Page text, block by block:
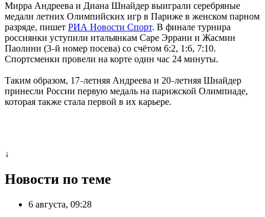
Мирра Андреева и Диана Шнайдер выиграли серебряные
медали летних Олимпийских игр в Париже в женском парном
разряде, пишет РИА Новости Спорт. В финале турнира
россиянки уступили итальянкам Саре Эррани и Жасмин
Паолини (3–й номер посева) со счётом 6:2, 1:6, 7:10.
Спортсменки провели на корте один час 24 минуты.
Таким образом, 17–летняя Андреева и 20–летняя Шнайдер
принесли России первую медаль на парижской Олимпиаде,
которая также стала первой в их карьере.
↓
Новости по теме
6 августа, 09:28